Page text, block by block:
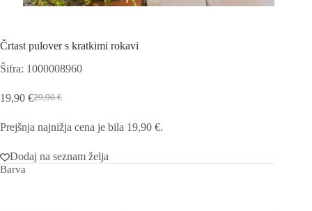
Črtast pulover s kratkimi rokavi
Šifra: 1000008960
29,90€
Izvirna
je
29,90 €.
19,90 €Trenutna
je:
Prejšnja najnižja cena je bila 19,90 €.
Dodaj na seznam želja
Barva